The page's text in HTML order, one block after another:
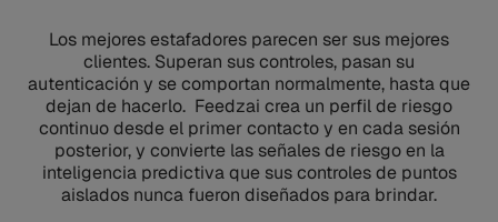
Los mejores estafadores parecen ser sus mejores
clientes. Superan sus controles, pasan su
autenticación y se comportan normalmente, hasta que
dejan de hacerlo. Feedzai crea un perfil de riesgo
continuo desde el primer contacto y en cada sesión
posterior, y convierte las señales de riesgo en la
inteligencia predictiva que sus controles de puntos
aislados nunca fueron diseñados para brindar.